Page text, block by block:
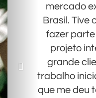
mercado
Brasil. Tive
fazer
projeto
grande
trabalho
que me deu